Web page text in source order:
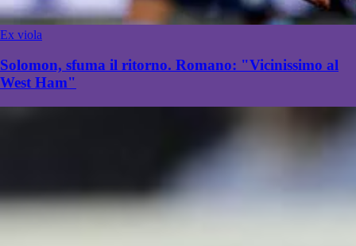
Ex viola
Solomon, sfuma il ritorno. Romano: "Vicinissimo al
West Ham"